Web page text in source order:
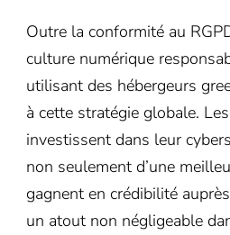
Outre la conformité au
culture numérique
utilisant des hébergeurs
à cette stratégie globale.
investissent dans leur
non seulement d’une
gagnent en crédibilité
un atout non négligeable